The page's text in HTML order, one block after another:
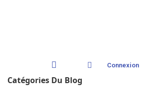
Connexion
Catégories Du Blog